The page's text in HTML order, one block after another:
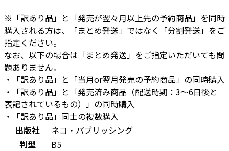
※「訳あり品」と「発売が翌々月以上先の予約商品」を同時
購入される方は、「まとめ発送」ではなく「分割発送」をご
指定ください。
なお、以下の場合は「まとめ発送」をご指定いただいても問
題ありません。
・「訳あり品」と「当月or翌月発売の予約商品」の同時購入
・「訳あり品」と「発売済み商品（配送時期：3～6日後と
表記されているもの）」の同時購入
・「訳あり品」同士の複数購入
出版社
ネコ・パブリッシング
判型
B5